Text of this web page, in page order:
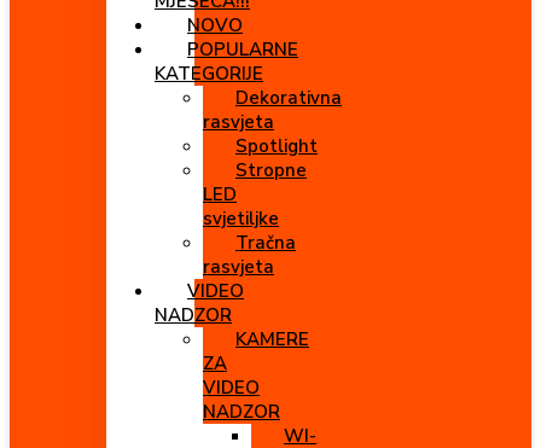
NOVO
POPULARNE
KATEGORIJE
Dekorativna
rasvjeta
Spotlight
Stropne
LED
svjetiljke
Tračna
rasvjeta
VIDEO
NADZOR
KAMERE
ZA
VIDEO
NADZOR
WI-